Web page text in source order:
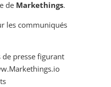
de Markethings.
les communiqués
presse figurant